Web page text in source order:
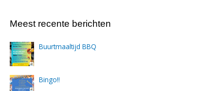
Meest recente berichten
Buurtmaaltijd BBQ
Bingo!!